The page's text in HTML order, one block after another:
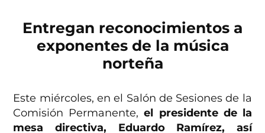
Entregan reconocimientos a
exponentes de la música
norteña
Este miércoles, en el Salón de Sesiones de la
Comisión Permanente, el presidente de la
mesa directiva, Eduardo Ramírez, así